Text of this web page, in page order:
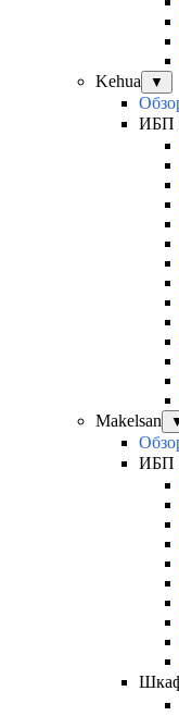
Kehua
▼
ИБП
Makelsan
ИБП